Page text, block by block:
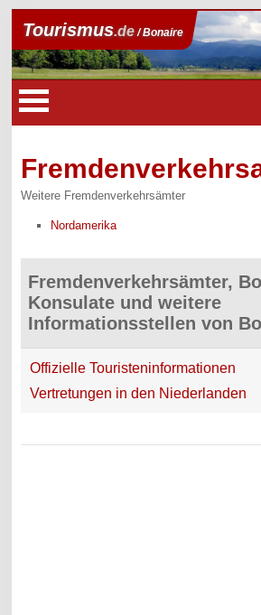
Tourismus.de/ Bonaire
Weitere Fremdenverkehrsämter
Nordamerika
Fremdenverkehrsämter,
Konsulate und weitere
Informationsstellen von
Offizielle Touristeninformationen
Vertretungen in den Niederlanden